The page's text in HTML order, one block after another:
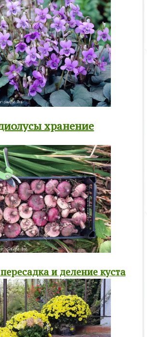
хранение
и деление куста